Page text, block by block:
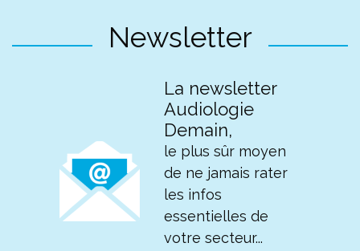
Newsletter
La newsletter
Audiologie
Demain,
le plus sûr moyen
de ne jamais rater
les infos
essentielles de
votre secteur...